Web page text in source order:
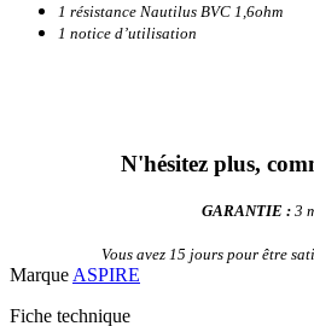
1 résistance Nautilus BVC 1,6ohm
1 notice d’utilisation
N'hésitez plus,
GARANTIE :3
Vous avez 15 jours pour être
Marque ASPIRE
Fiche technique